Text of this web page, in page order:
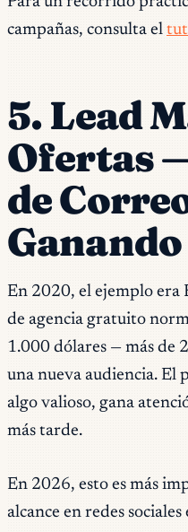
campañas, consulta el
5. Lead
Ofertas
de
Ganando
En 2020, el ejemplo era
de agencia gratuito
1.000 dólares — más de
una nueva audiencia. El
algo valioso, gana
más tarde.
En 2026, esto es más
alcance en redes